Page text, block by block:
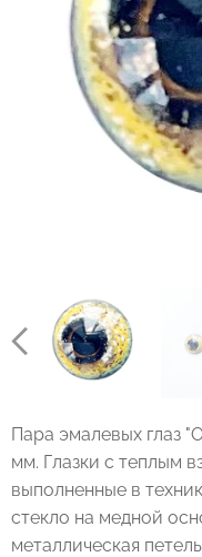
Пара эмалевых глаз
мм. Глазки с теплым
выполненные в
стекло на медной
металлическая